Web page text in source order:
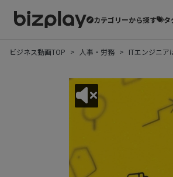
カテゴリーから探す タ
ビジネス動画TOP 人事・労務 ITエンジニア